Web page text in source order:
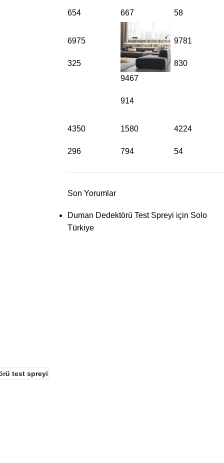
test spreyi
654 667 58
6975
325
9467
914
9781
830
4350
296
1580
794
4224
54
Son Yorumlar
Duman Dedektörü Test Spreyi için Solo
Türkiye